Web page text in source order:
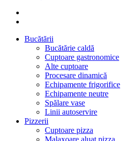
Bucătării
Bucătărie caldă
Cuptoare gastronomice
Alte cuptoare
Procesare dinamică
Echipamente frigorifice
Echipamente neutre
Spălare vase
Linii autoservire
Pizzerii
Cuptoare pizza
Malaxoare aluat pizza